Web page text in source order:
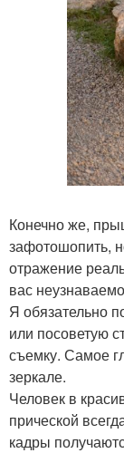
Конечно же,
зафотошопить,
отражение
вас
Я обязательно
или посоветую
съемку. Самое
зеркале.
Человек в
прической
кадры